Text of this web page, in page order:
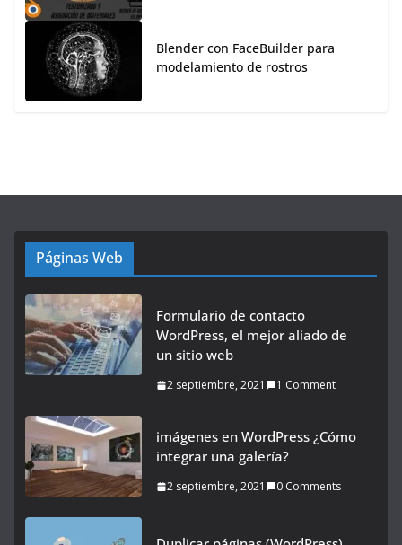
Blender con FaceBuilder para
modelamiento de rostros
Páginas Web
Formulario de contacto
WordPress, el mejor aliado de
un sitio web
2 septiembre, 2021 1 Comment
imágenes en WordPress ¿Cómo
integrar una galería?
2 septiembre, 2021 0 Comments